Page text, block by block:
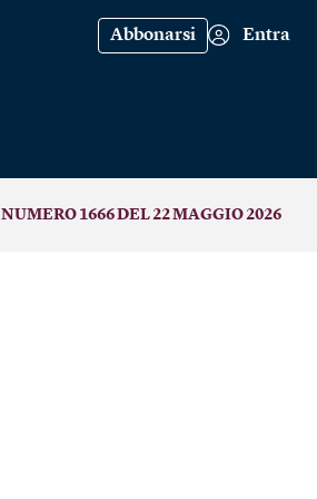
Abbonarsi Entra
NUMERO 1666 DEL 22 MAGGIO 2026